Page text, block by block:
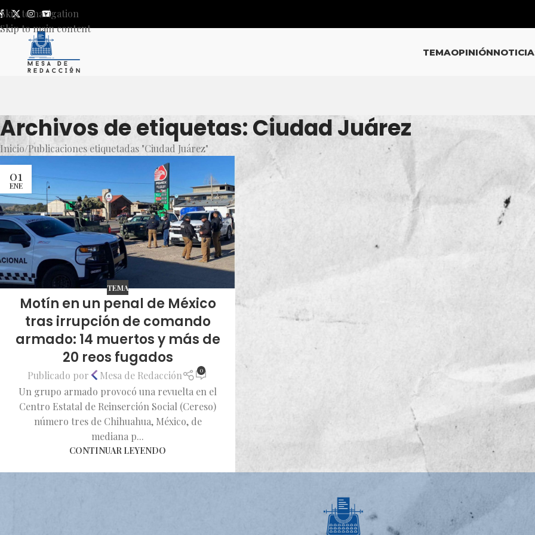
Skip to navigation
Skip to main content
TEMAOPINIÓN
Archivos de etiquetas: Ciudad Juárez
Inicio Publicaciones etiquetadas "Ciudad Juárez"
01
ENE
TEMA
Motín en un penal de México
tras irrupción de comando
armado: 14 muertos y más de
20 reos fugados
Publicado por Mesa de Redacción 0
Un grupo armado provocó una revuelta en el
Centro Estatal de Reinserción Social (Cereso)
número tres de Chihuahua, México, de
mediana p...
CONTINUAR LEYENDO